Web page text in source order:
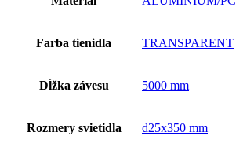
Farba tienidla TRANSPARENT
Dĺžka závesu 5000 mm
Rozmery svietidla d25x350 mm